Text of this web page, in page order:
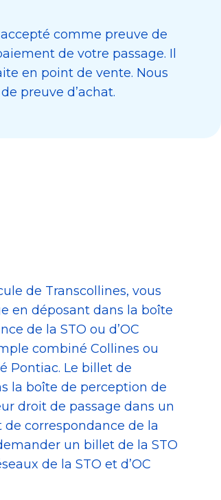
comme preuve de
de votre passage. Il
en point de vente. Nous
preuve d’achat.
de Transcollines, vous
en déposant dans la boîte
de la STO ou d’OC
combiné Collines ou
Pontiac. Le billet de
la boîte de perception de
droit de passage dans un
correspondance de la
un billet de la STO
de la STO et d’OC